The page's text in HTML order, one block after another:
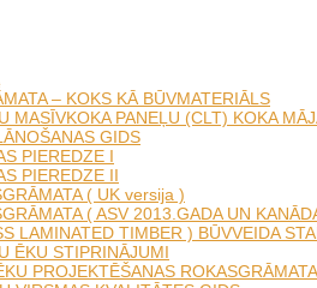
– KOKS KĀ BŪVMATERIĀLS
MASĪVKOKA PANEĻU (CLT) KOKA
GIDS
PIEREDZE I
PIEREDZE II
( UK versija )
( ASV 2013.GADA UN
LAMINATED TIMBER ) BŪVVEIDA
ĒKU STIPRINĀJUMI
PROJEKTĒŠANAS